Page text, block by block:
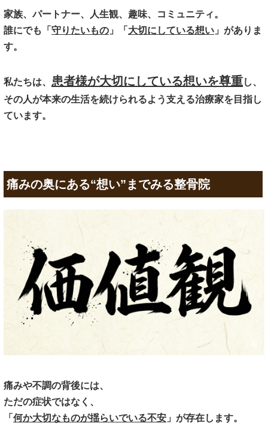
家族、パートナー、人生観、趣味、コミュニティ。
誰にでも「 守りたいもの 」「 大切にしている想い 」がありま
す。
私たちは、 患者様が大切にしている想いを尊重し、
その人が本来の生活を続けられるよう支える治療家を目指し
ています。
痛みの奥にある“想い”までみる整骨院
痛みや不調の背後には、
ただの症状ではなく、
「 何か大切なものが揺らいでいる不安 」が存在します。